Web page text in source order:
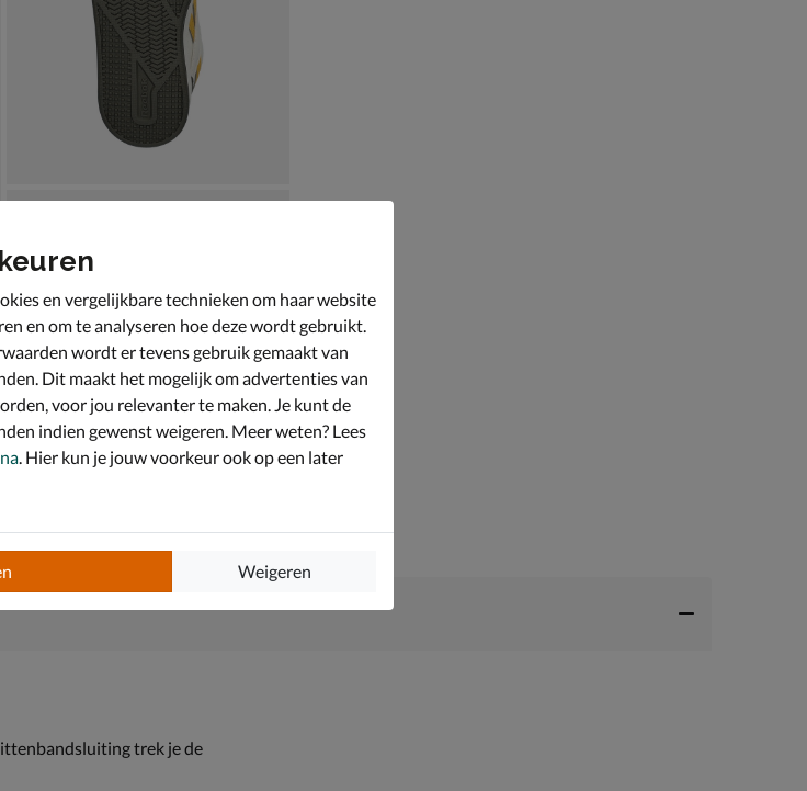
trek je de
en vergelijkbare technieken om haar website
en om te analyseren hoe deze wordt gebruikt.
wordt er tevens gebruik gemaakt van
Dit maakt het mogelijk om advertenties van
voor jou relevanter te maken. Je kunt de
indien gewenst weigeren. Meer weten? Lees
. Hier kun je jouw voorkeur ook op een later
Weigeren